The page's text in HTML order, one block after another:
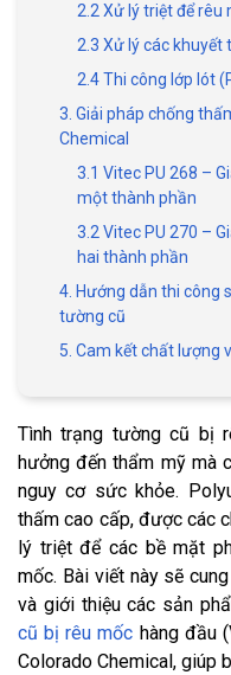
2.2 Xử lý triệt để rêu
2.3 Xử lý các khuyết
2.4 Thi công lớp lót
3. Giải pháp chống
Chemical
3.1 Vitec PU 268 –
một thành phần
3.2 Vitec PU 270 –
hai thành phần
4. Hướng dẫn thi công
tường cũ
5. Cam kết chất lượng
Tình trạng tường cũ bị
hưởng đến thẩm mỹ mà
nguy cơ sức khỏe.
thấm cao cấp, được các
lý triệt để các bề mặt
mốc. Bài viết này sẽ
và giới thiệu các sản
cũ bị rêu mốc hàng đầu
Colorado Chemical, giúp